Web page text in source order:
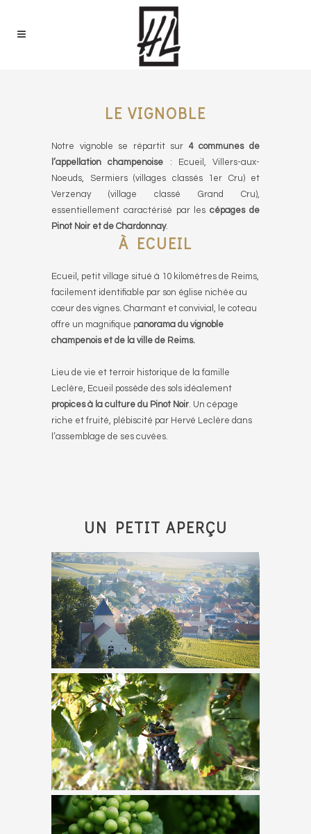
LE VIGNOBLE
Notre vignoble se répartit sur 4 communes de
l’appellation champenoise : Ecueil, Villers-aux-
Noeuds, Sermiers (villages classés 1er Cru) et
Verzenay (village classé Grand Cru),
essentiellement caractérisé par lescépages de
Pinot Noir et de Chardonnay.
À ECUEIL
Ecueil, petit village situé à 10 kilomètres de Reims,
facilement identifiable par son église nichée au
cœur des vignes. Charmant et convivial, le coteau
offre un magnifique panorama du vignoble
champenois et de la ville de Reims.
Lieu de vie et terroir historique de la famille
Leclère, Ecueil possède des sols idéalement
propices à la culture du Pinot Noir. Un cépage
riche et fruité, plébiscité par Hervé Leclère dans
l’assemblage de ses cuvées.
UN PETIT APERÇU